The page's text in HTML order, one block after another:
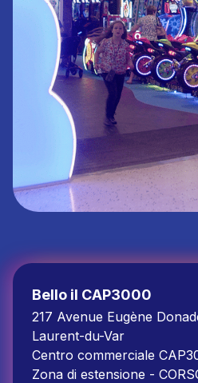
Bello il CAP3000
217 Avenue Eugène
Laurent-du-Var
Centro commerciale
Zona di estensione -